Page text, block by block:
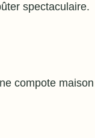
spectaculaire.
compote